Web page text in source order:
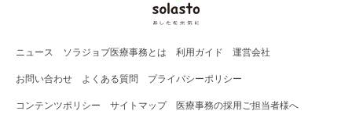
ニュース ソラジョブ医療事務 とは 利用ガイド 運営会社
お問い合わせ よくある質問 プライバシーポリシー
コンテンツポリシー サイトマップ 医療事務の採用ご担当者様へ